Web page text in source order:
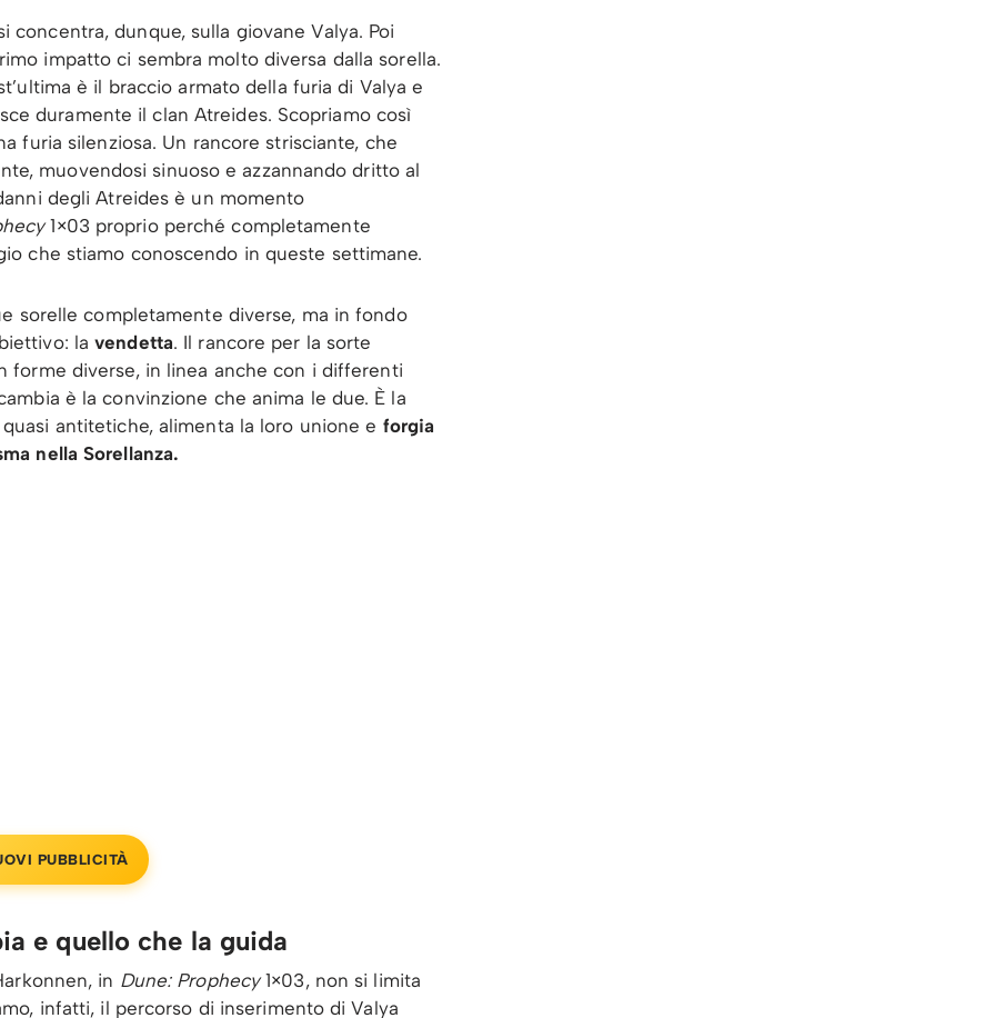
concentra, dunque, sulla giovane Valya. Poi
impatto ci sembra molto diversa dalla sorella.
è il braccio armato della furia di Valya e
duramente il clan Atreides. Scopriamo così
furia silenziosa. Un rancore strisciante, che
muovendosi sinuoso e azzannando dritto al
degli Atreides è un momento
1×03 proprio perché completamente
che stiamo conoscendo in queste settimane.
sorelle completamente diverse, ma in fondo
lavendetta. Il rancore per la sorte
forme diverse, in linea anche con i differenti
è la convinzione che anima le due. È la
antitetiche, alimenta la loro unione e forgia
nella Sorellanza.
PUBBLICITÀ
e quello che la guida
in Dune: Prophecy1×03, non si limita
infatti, il percorso di inserimento di Valya